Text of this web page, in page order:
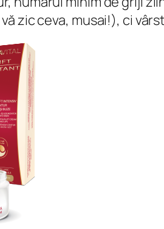
zic ceva, musai!), ci